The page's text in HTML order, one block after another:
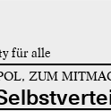
für alle
ZUM